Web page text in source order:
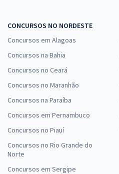
CONCURSOS NO NORDESTE
Concursos em Alagoas
Concursos na Bahia
Concursos no Ceará
Concursos no Maranhão
Concursos na Paraíba
Concursos em Pernambuco
Concursos no Piauí
Concursos no Rio Grande do
Norte
Concursos em Sergipe